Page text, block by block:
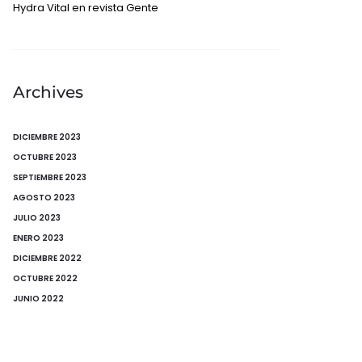
Hydra Vital en revista Gente
Archives
DICIEMBRE 2023
OCTUBRE 2023
SEPTIEMBRE 2023
AGOSTO 2023
JULIO 2023
ENERO 2023
DICIEMBRE 2022
OCTUBRE 2022
JUNIO 2022